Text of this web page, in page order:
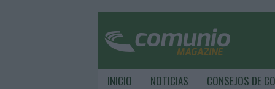
INICIO NOTICIAS CONSEJOS DE